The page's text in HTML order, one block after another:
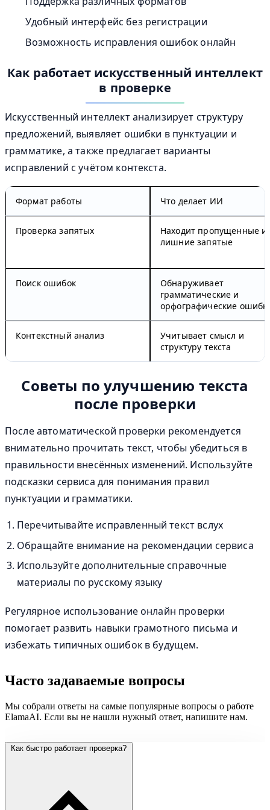
Удобный интерфейс без регистрации
Возможность исправления ошибок онлайн
Как работает искусственный интеллект
в проверке
Искусственный интеллектанализирует структуру
предложений, выявляет ошибки в пунктуации и
грамматике, а также предлагает варианты
исправлений с учётом контекста.
Формат работы Что делает ИИ
Проверка запятых
Находит пропущенные и
лишние запятые
Поиск ошибок
Обнаруживает
грамматические и
орфографические
Контекстный анализ
Учитывает смысл и
структуру текста
Советы по улучшению текста
после проверки
После автоматической проверки рекомендуется
внимательно прочитать текст, чтобы убедиться в
правильности внесённых изменений. Используйте
подсказки сервиса для понимания правил
пунктуации и грамматики.
Перечитывайте исправленный текст вслух
Обращайте внимание на рекомендации сервиса
Используйте дополнительные справочные
материалы по русскому языку
Регулярное использование онлайн проверки
помогает развить навыки грамотного письма и
избежать типичных ошибок в будущем.
Часто задаваемые вопросы
Мы собрали ответы на самые популярные вопросы о работе
ElamaAI. Если вы не нашли нужный ответ, напишите нам.
Как быстро работает проверка?